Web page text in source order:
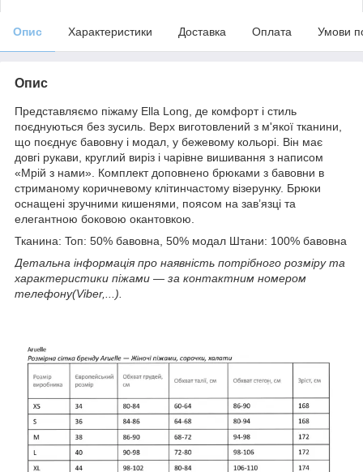
Опис Характеристики Доставка Оплата Умови
Опис
Представляємо піжаму Ella Long, де комфорт і стиль
поєднуються без зусиль. Верх виготовлений з м'якої тканини,
що поєднує бавовну і модал, у бежевому кольорі. Він має
довгі рукави, круглий виріз і чарівне вишивання з написом
«Мрій з нами». Комплект доповнено брюками з бавовни в
стриманому коричневому клітинчастому візерунку. Брюки
оснащені зручними кишенями, поясом на зав’язці та
елегантною боковою окантовкою.
Тканина: Toп: 50% бавовна, 50% модал Штани: 100% бавовна
Детальна інформація про наявність потрібного розміру та
характеристики піжами ― за контактним номером
телефону(Viber,...).